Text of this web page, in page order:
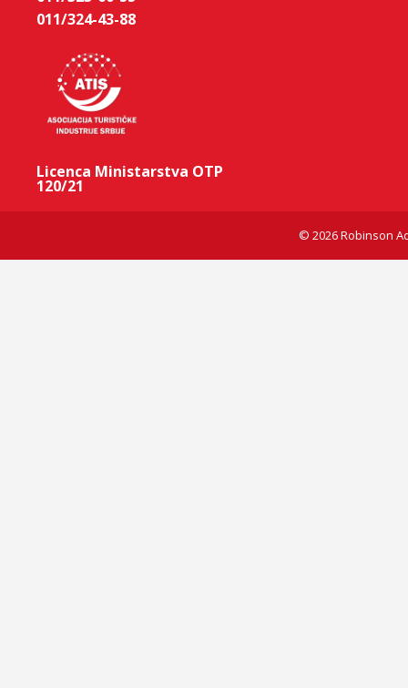
011/324-43-88
Licenca Ministarstva OTP
120/21
© 2026 Robinson